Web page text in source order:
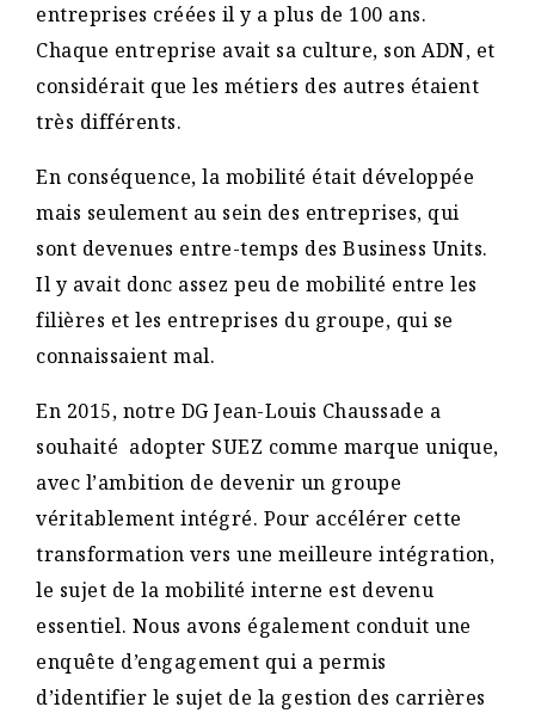
entreprises créées il y a plus de 100 ans.
Chaque entreprise avait sa culture, son ADN, et
considérait que les métiers des autres étaient
très différents.
En conséquence, la mobilité était développée
mais seulement au sein des entreprises, qui
sont devenues entre-temps des Business Units.
Il y avait donc assez peu de mobilité entre les
filières et les entreprises du groupe, qui se
connaissaient mal.
En 2015, notre DG Jean-Louis Chaussade a
souhaité adopter SUEZ comme marque unique,
avec l’ambition de devenir un groupe
véritablement intégré. Pour accélérer cette
transformation vers une meilleure intégration,
le sujet de la mobilité interne est devenu
essentiel. Nous avons également conduit une
enquête d’engagement qui a permis
d’identifier le sujet de la gestion des carrières